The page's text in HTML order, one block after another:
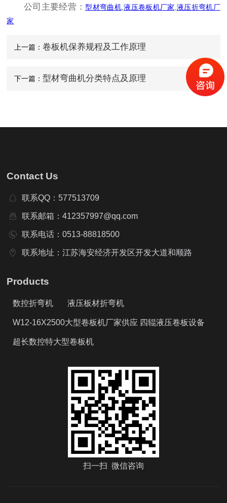
公司主要经营：型材弯曲机, 液压卷板机厂家 液压折弯机厂
家
上一篇： 卷板机保养规程及工作原理
下一篇： 型材弯曲机分类特点及原理
Contact Us
联系QQ：577513709
联系邮箱：412357997@qq.com
联系电话：0513-88818500
联系地址：江苏海安经济开发区开发大道和顺路
Products
数控折弯机 液压板材折弯机
W12-16X2500大型卷板机厂家供应 四辊液压卷板设备
超长数控特大型卷板机
扫一扫 微信咨询